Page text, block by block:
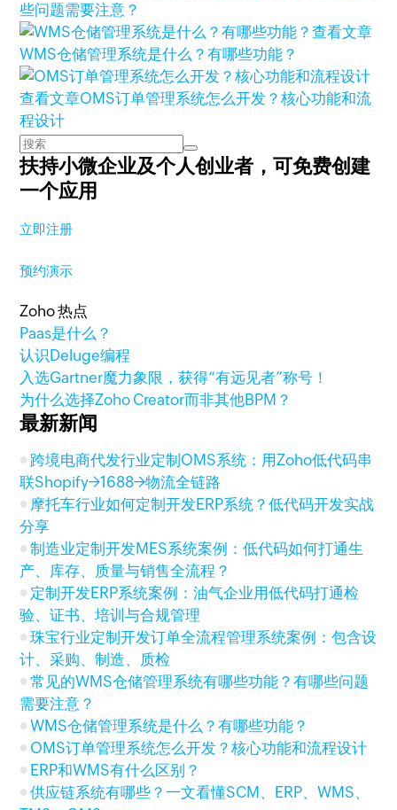
些问题需要注意？
查看文章
WMS仓储管理系统是什么？有哪些功能？
查看文章OMS订单管理系统怎么开发？核心功能和流
程设计
扶持小微企业及个人创业者，可免费创建
一个应用
立即注册
预约演示
Zoho 热点
Paas是什么？
认识Deluge编程
入选Gartner魔力象限，获得“有远见者”称号！
为什么选择Zoho Creator而非其他BPM？
最新新闻
跨境电商代发行业定制OMS系统：用Zoho低代码串
联Shopify→1688→物流全链路
摩托车行业如何定制开发ERP系统？低代码开发实战
分享
制造业定制开发MES系统案例：低代码如何打通生
产、库存、质量与销售全流程？
定制开发ERP系统案例：油气企业用低代码打通检
验、证书、培训与合规管理
珠宝行业定制开发订单全流程管理系统案例：包含设
计、采购、制造、质检
常见的WMS仓储管理系统有哪些功能？有哪些问题
需要注意？
WMS仓储管理系统是什么？有哪些功能？
OMS订单管理系统怎么开发？核心功能和流程设计
ERP和WMS有什么区别？
供应链系统有哪些？一文看懂SCM、ERP、WMS、